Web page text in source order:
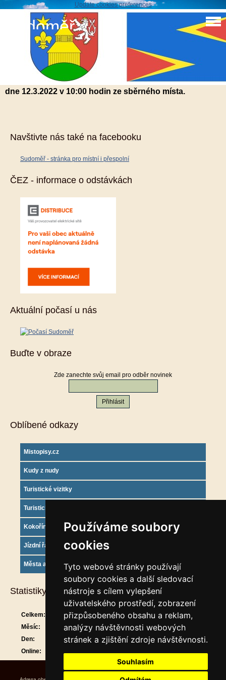
Používáme soubory
cookies
Tyto webové stránky používají
soubory cookies a další sledovací
nástroje s cílem vylepšení
uživatelského prostředí, zobrazení
přizpůsobeného obsahu a reklam,
analýzy návštěvnosti webových
stránek a zjištění zdroje návštěvnosti.
Souhlasím
Update cookies preferences
Sudoměř
Svoz nebezpečného odpadu 12.3.2021
Svoz nebezpečného odpadu v obci Sudoměř
dne 12.3.2022 v 10:00 hodin ze sběrného místa.
Navštivte nás také na facebooku
Sudoměř - stránka pro místní i přespolní
ČEZ - informace o odstávkách
Aktuální počasí u nás
Buďte v obraze
Zde zanechte svůj email pro odběr novinek
Oblíbené odkazy
Mistopisy.cz
Kudy z nudy
Turistické vizitky
Turistický deník
Kokořínsko info
Jízdní řády
Města a obce
Statistiky
Online:
Celkem:
913266
Měsíc:
30645
Den: